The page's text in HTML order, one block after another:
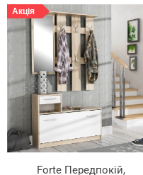
Наповнювач
оббивки
—
синтетичний
матеріал
Оббивка
Акція
Forte Передпокій,